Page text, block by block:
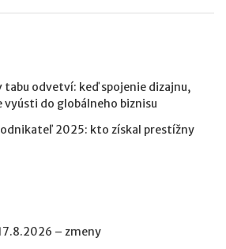
tabu odvetví: keď spojenie dizajnu,
do globálneho biznisu
2025: kto získal prestížny
– zmeny